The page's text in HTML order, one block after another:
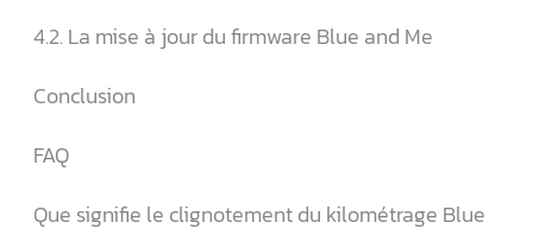
4.2. La mise à jour du firmware Blue and Me
Conclusion
FAQ
Que signifie le clignotement du kilométrage Blue